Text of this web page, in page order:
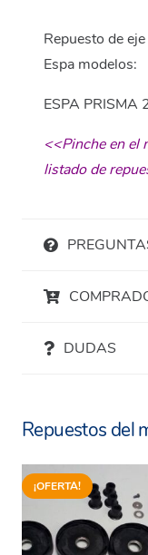
Repuesto de
Espa modelos:
ESPA
<<Pinche en el
listado de
DUDAS
Repuestos del
¡OFERTA!